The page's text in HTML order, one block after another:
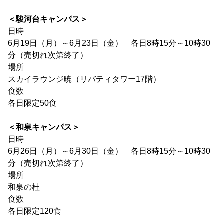
＜駿河台キャンパス＞
日時
6月19日（月）～6月23日（金） 各日8時15分～10時30
分（売切れ次第終了）
場所
スカイラウンジ暁（リバティタワー17階）
食数
各日限定50食
＜和泉キャンパス＞
日時
6月26日（月）～6月30日（金） 各日8時15分～10時30
分（売切れ次第終了）
場所
和泉の杜
食数
各日限定120食